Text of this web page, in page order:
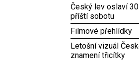
Český lev oslaví
příští sobotu
Filmové přehlídky
Letošní vizuál
znamení třicítky